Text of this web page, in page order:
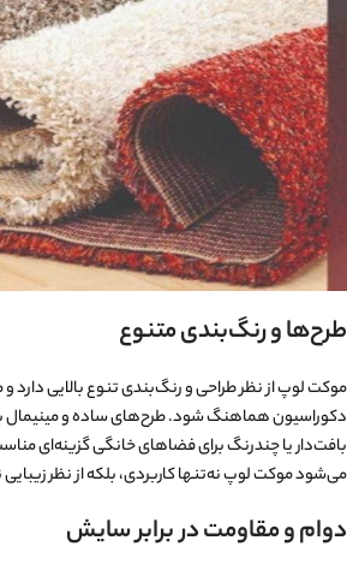
طرح‌ها و رنگ‌بندی متنوع
موکت لوپ از نظر طراحی و رنگ‌بندی تنوع بالایی
دکوراسیون هماهنگ شود. طرح‌های ساده و مینیمال
بافت‌دار یا چندرنگ برای فضاهای خانگی گزینه‌ای
می‌شود موکت لوپ نه‌تنها کاربردی، بلکه از نظر
دوام و مقاومت در برابر سایش